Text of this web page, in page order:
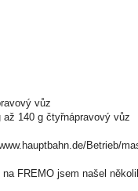
vůz
až 140 g čtyřnápravový vůz
Betrieb/
FREMO jsem našel